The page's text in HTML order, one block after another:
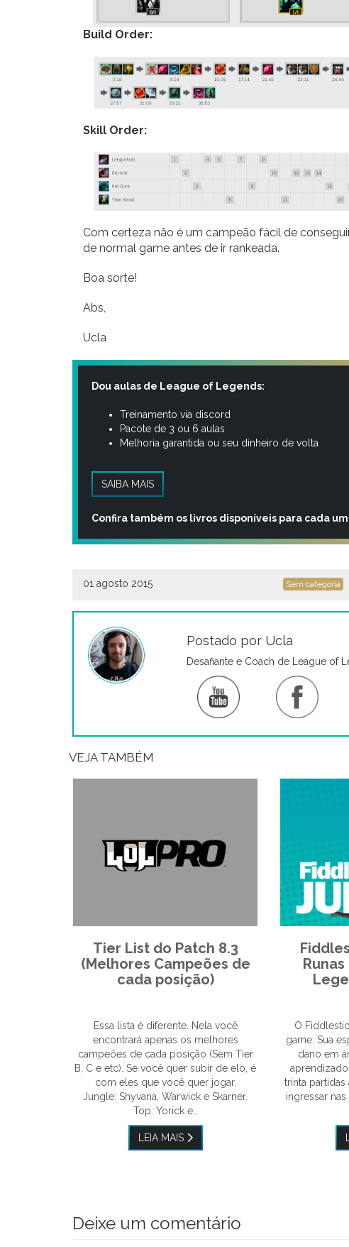
Build Order:
Skill Order:
Com certeza não é um campeão fácil de
de normal game antes de ir rankeada.
Boa sorte!
Abs,
Ucla
Dou aulas de League of Legends:
Treinamento via discord
Pacote de 3 ou 6 aulas
Melhoria garantida ou seu dinheiro de volta
SAIBA MAIS
Confira também os livros disponíveis para cada
01 agosto 2015 Sem categoria
Postado por Ucla
Desafiante e Coach de League of
VEJA TAMBÉM
Tier List do Patch 8.3
(Melhores Campeões de
cada posição)
Essa lista é diferente. Nela você
encontrará apenas os melhores
campeões de cada posição (Sem Tier
B, C e etc). Se você quer subir de elo, é
com eles que você quer jogar.
Jungle: Shyvana, Warwick e Skarner.
Top: Yorick e…
LEIA MAIS
O
game. Sua
dano em
trinta
ingressar
Deixe um comentário